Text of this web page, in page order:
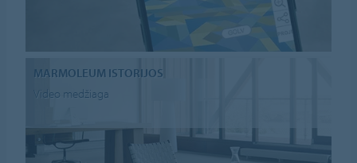
MARMOLEUM ISTORIJOS
Video medžiaga